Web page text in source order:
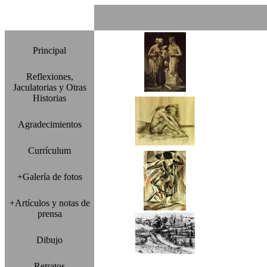
Principal
Reflexiones,
Jaculatorias y Otras
Historias
Agradecimientos
Currículum
+Galería de fotos
+Artículos y notas de
prensa
Dibujo